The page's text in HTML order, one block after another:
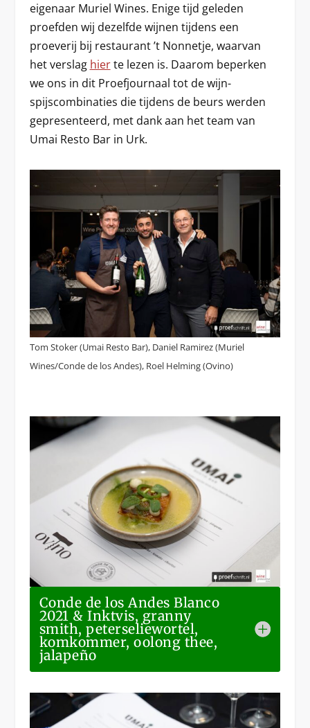
eigenaar Muriel Wines. Enige tijd geleden
proefden wij dezelfde wijnen tijdens een
proeverij bij restaurant ’t Nonnetje, waarvan
het verslag hierte lezen is. Daarom beperken
we ons in dit Proefjournaal tot de wijn-
spijscombinaties die tijdens de beurs werden
gepresenteerd, met dank aan het team van
Umai Resto Bar in Urk.
Tom Stoker (Umai Resto Bar), Daniel Ramirez (Muriel
Wines/Conde de los Andes), Roel Helming (Ovino)
Conde de los Andes Blanco
2021 & Inktvis, granny
smith, peterseliewortel,
komkommer, oolong thee,
jalapeño